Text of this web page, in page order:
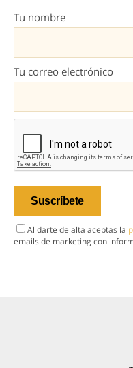
Tu nombre
Tu correo electrónico
Al darte de alta aceptas la
emails de marketing con